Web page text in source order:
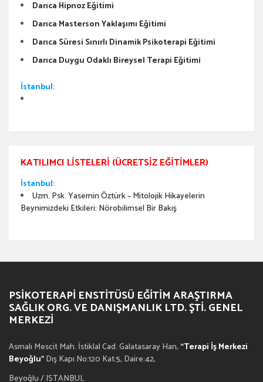
Darıca Hipnoz Eğitimi
Darıca Masterson Yaklaşımı Eğitimi
Darıca Süresi Sınırlı Dinamik Psikoterapi Eğitimi
Darıca Duygu Odaklı Bireysel Terapi Eğitimi
İstanbul:
KATILIMCI LISTELERI (ÜCRETSIZ EĞITIMLER)
İstanbul:
Uzm. Psk. Yasemin Öztürk – Mitolojik Hikayelerin
Beynimizdeki Etkileri: Nörobilimsel Bir Bakış
PSIKOTERAPI ENSTITÜSÜ EĞITIM ARAŞTIRMA
SAĞLIK ORG. VE DANIŞMANLIK LTD. ŞTI. GENEL
MERKEZI
Asmalı Mescit Mah. İstiklal Cad. Galatasaray Han, “Terapi İş Merkezi
Beyoğlu”Dış Kapı No:120 Kat:5, Daire:42,
Beyoğlu / ISTANBUL